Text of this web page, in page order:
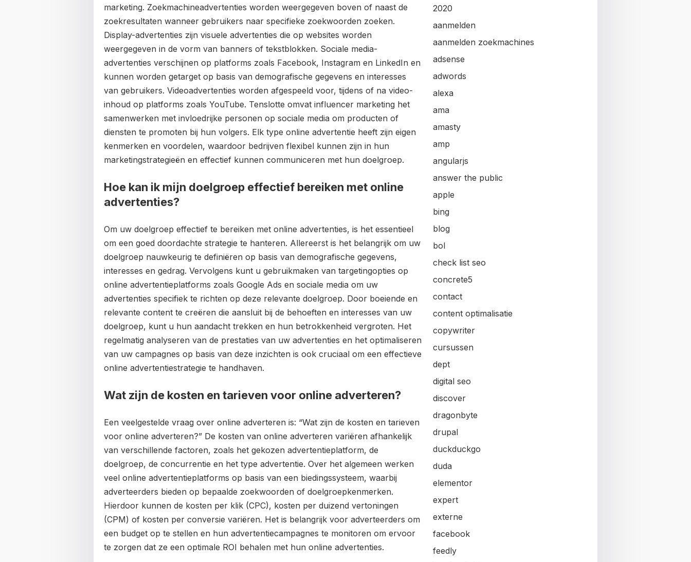
marketing. Zoekmachineadvertenties worden weergegeven boven of naast de
zoekresultaten wanneer gebruikers naar specifieke zoekwoorden zoeken.
Display-advertenties zijn visuele advertenties die op websites worden
weergegeven in de vorm van banners of tekstblokken. Sociale media-
advertenties verschijnen op platforms zoals Facebook, Instagram en LinkedIn en
kunnen worden getarget op basis van demografische gegevens en interesses
van gebruikers. Videoadvertenties worden afgespeeld voor, tijdens of na video-
inhoud op platforms zoals YouTube. Tenslotte omvat influencer marketing het
samenwerken met invloedrijke personen op sociale media om producten of
diensten te promoten bij hun volgers. Elk type online advertentie heeft zijn eigen
kenmerken en voordelen, waardoor bedrijven flexibel kunnen zijn in hun
marketingstrategieën en effectief kunnen communiceren met hun doelgroep.
Hoe kan ik mijn doelgroep effectief bereiken met online
advertenties?
Om uw doelgroep effectief te bereiken met online advertenties, is het essentieel
om een goed doordachte strategie te hanteren. Allereerst is het belangrijk om uw
doelgroep nauwkeurig te definiëren op basis van demografische gegevens,
interesses en gedrag. Vervolgens kunt u gebruikmaken van targetingopties op
online advertentieplatforms zoals Google Ads en sociale media om uw
advertenties specifiek te richten op deze relevante doelgroep. Door boeiende en
relevante content te creëren die aansluit bij de behoeften en interesses van uw
doelgroep, kunt u hun aandacht trekken en hun betrokkenheid vergroten. Het
regelmatig analyseren van de prestaties van uw advertenties en het optimaliseren
van uw campagnes op basis van deze inzichten is ook cruciaal om een effectieve
online advertentiestrategie te handhaven.
Wat zijn de kosten en tarieven voor online adverteren?
Een veelgestelde vraag over online adverteren is: “Wat zijn de kosten en tarieven
voor online adverteren?” De kosten van online adverteren variëren afhankelijk
van verschillende factoren, zoals het gekozen advertentieplatform, de
doelgroep, de concurrentie en het type advertentie. Over het algemeen werken
veel online advertentieplatforms op basis van een biedingssysteem, waarbij
adverteerders bieden op bepaalde zoekwoorden of doelgroepkenmerken.
Hierdoor kunnen de kosten per klik (CPC), kosten per duizend vertoningen
(CPM) of kosten per conversie variëren. Het is belangrijk voor adverteerders om
een budget op te stellen en hun advertentiecampagnes te monitoren om ervoor
te zorgen dat ze een optimale ROI behalen met hun online advertenties.
2020
aanmelden
aanmelden zoekmachines
adsense
adwords
alexa
ama
amasty
amp
angularjs
answer the public
apple
bing
blog
bol
check list seo
concrete5
contact
content optimalisatie
copywriter
cursussen
dept
digital seo
discover
dragonbyte
drupal
duckduckgo
duda
elementor
expert
externe
facebook
feedly